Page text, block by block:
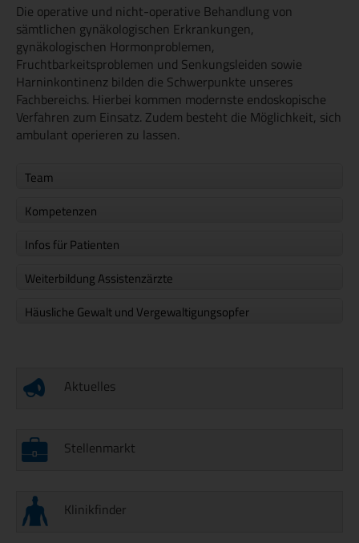
Die operative und nicht-operative Behandlung von
sämtlichen gynäkologischen Erkrankungen,
gynäkologischen Hormonproblemen,
Fruchtbarkeitsproblemen und Senkungsleiden sowie
Harninkontinenz bilden die Schwerpunkte unseres
Fachbereichs. Hierbei kommen modernste endoskopische
Verfahren zum Einsatz. Zudem besteht die Möglichkeit, sich
ambulant operieren zu lassen.
Team
Kompetenzen
Infos für Patienten
Weiterbildung Assistenzärzte
Häusliche Gewalt und Vergewaltigungsopfer
Aktuelles
Stellenmarkt
Klinikfinder